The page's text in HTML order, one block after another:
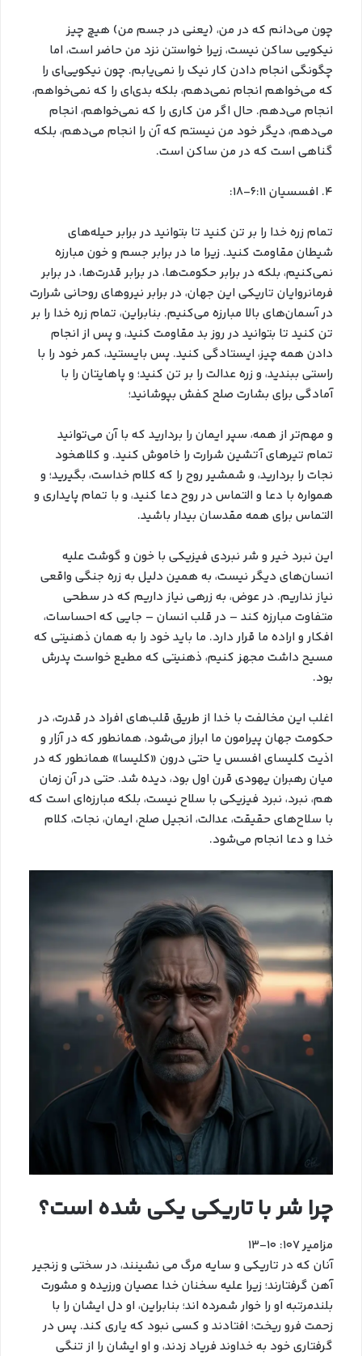
چون می‌دانم که در من، (یعنی در جسم من) هیچ چیز
نیکویی ساکن نیست، زیرا خواستن نزد من حاضر است، اما
چگونگی انجام دادن کار نیک را نمی‌یابم. چون نیکویی‌ای را
که می‌خواهم انجام نمی‌دهم، بلکه بدی‌ای را که نمی‌خواهم،
انجام می‌دهم. حال اگر من کاری را که نمی‌خواهم، انجام
می‌دهم، دیگر خود من نیستم که آن را انجام می‌دهم، بلکه
گناهی است که در من ساکن است.
4. افسسیان 6:11-18:
تمام زره خدا را بر تن کنید تا بتوانید در برابر حیله‌های
شیطان مقاومت کنید. زیرا ما در برابر جسم و خون مبارزه
نمی‌کنیم، بلکه در برابر حکومت‌ها، در برابر قدرت‌ها، در برابر
فرمانروایان تاریکی این جهان، در برابر نیروهای روحانی شرارت
در آسمان‌های بالا مبارزه می‌کنیم. بنابراین، تمام زره خدا را بر
تن کنید تا بتوانید در روز بد مقاومت کنید، و پس از انجام
دادن همه چیز، ایستادگی کنید. پس بایستید، کمر خود را با
راستی ببندید، و زره عدالت را بر تن کنید؛ و پاهایتان را با
آمادگی برای بشارت صلح کفش بپوشانید؛
و مهم‌تر از همه، سپر ایمان را بردارید که با آن می‌توانید
تمام تیرهای آتشین شرارت را خاموش کنید. و کلاهخود
نجات را بردارید، و شمشیر روح را که کلام خداست، بگیرید؛ و
همواره با دعا و التماس در روح دعا کنید، و با تمام پایداری و
التماس برای همه مقدسان بیدار باشید.
این نبرد خیر و شر نبردی فیزیکی با خون و گوشت علیه
انسان‌های دیگر نیست، به همین دلیل به زره جنگی واقعی
نیاز نداریم. در عوض، به زرهی نیاز داریم که در سطحی
متفاوت مبارزه کند – در قلب انسان – جایی که احساسات،
افکار و اراده ما قرار دارد. ما باید خود را به همان ذهنیتی که
مسیح داشت مجهز کنیم، ذهنیتی که مطیع خواست پدرش
بود.
اغلب این مخالفت با خدا از طریق قلب‌های افراد در قدرت، در
حکومت جهان پیرامون ما ابراز می‌شود، همانطور که در آزار و
اذیت کلیسای افسس یا حتی درون «کلیسا» همانطور که در
میان رهبران یهودی قرن اول بود، دیده شد. حتی در آن زمان
هم، نبرد، نبرد فیزیکی با سلاح نیست، بلکه مبارزه‌ای است که
با سلاح‌های حقیقت، عدالت، انجیل صلح، ایمان، نجات، کلام
خدا و دعا انجام می‌شود.
چرا شر با تاریکی یکی شده است؟
مزامیر ۱۰۷: ۱۰-۱۳
آنان که در تاریکی و سایه مرگ می نشینند، در سختی و زنجیر
آهن گرفتارند؛ زیرا علیه سخنان خدا عصیان ورزیده و مشورت
بلندمرتبه او را خوار شمرده اند؛ بنابراین، او دل ایشان را با
زحمت فرو ریخت؛ افتادند و کسی نبود که یاری کند. پس در
گرفتاری خود به خداوند فریاد زدند، و او ایشان را از تنگی